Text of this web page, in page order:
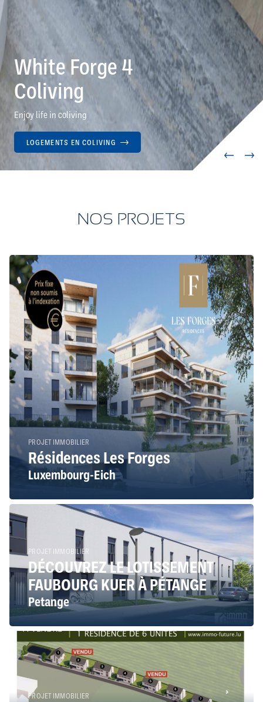
White Forge 4
Coliving
Enjoy life in coliving
LOGEMENTS EN COLIVING
NOS PROJETS
PROJET IMMOBILIER
Résidences Les Forges
Luxembourg-Eich
PROJET IMMOBILIER
DÉCOUVREZ LE LOTISSEMENT
FAUBOURG KUER À PÉTANGE
Petange
PROJET IMMOBILIER